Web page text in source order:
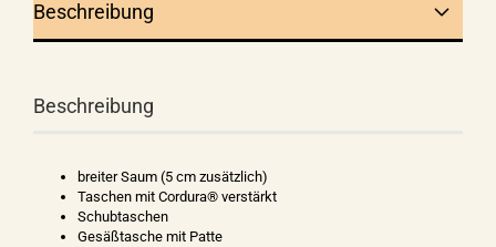
Beschreibung
Beschreibung
breiter Saum (5 cm zusätzlich)
Taschen mit Cordura® verstärkt
Schubtaschen
Gesäßtasche mit Patte